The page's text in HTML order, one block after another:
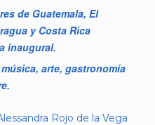
de Guatemala, El
y Costa Rica
inaugural.
arte, gastronomía
Rojo de la Vega